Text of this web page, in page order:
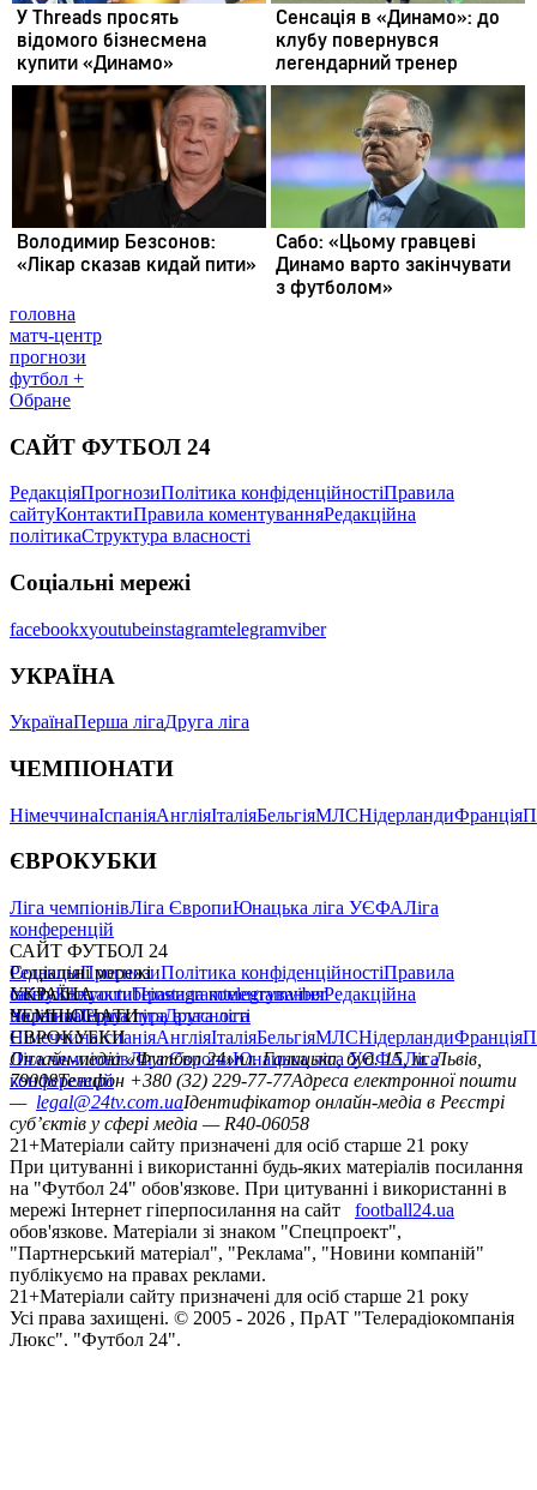
головна
матч-центр
прогнози
футбол +
Обране
САЙТ ФУТБОЛ 24
РедакціяПрогнозиПолітика конфіденційностіПравила
сайтуКонтактиПравила коментуванняРедакційна
політикаСтруктура власності
Соціальні мережі
facebookxyoutubeinstagramtelegramviber
УКРАЇНА
УкраїнаПерша лігаДруга ліга
ЧЕМПІОНАТИ
НімеччинаІспаніяАнгліяІталіяБельгіяМЛСНідерландиФранція
ЄВРОКУБКИ
Ліга чемпіонівЛіга ЄвропиЮнацька ліга УЄФАЛіга
конференцій
САЙТ ФУТБОЛ 24
РедакціяПрогнозиПолітика конфіденційностіПравила
сайтуКонтактиПравила коментуванняРедакційна
політикаСтруктура власності
Соціальні мережі
facebookxyoutubeinstagramtelegramviber
УКРАЇНА
УкраїнаПерша лігаДруга ліга
ЧЕМПІОНАТИ
НімеччинаІспаніяАнгліяІталіяБельгіяМЛСНідерландиФранція
ЄВРОКУБКИ
Ліга чемпіонівЛіга ЄвропиЮнацька ліга УЄФАЛіга
конференцій
Онлайн-медіа «Футбол 24»пл. Галицька, буд. 15, м. Львів,
79008Телефон +380 (32) 229-77-77Адреса електронної пошти
— legal@24tv.com.uaІдентифікатор онлайн-медіа в Реєстрі
суб’єктів у сфері медіа — R40-06058
21+Матеріали сайту призначені для осіб старше 21 року
При цитуванні і використанні будь-яких матеріалів посилання
на "Футбол 24" обов'язкове. При цитуванні і використанні в
мережі Інтернет гіперпосилання на сайт
football24.ua
обов'язкове. Матеріали зі знаком "Спецпроект",
"Партнерський матеріал", "Реклама", "Новини компаній"
публікуємо на правах реклами.
21+Матеріали сайту призначені для осіб старше 21 року
Усi права захищенi. © 2005 - 2026 , ПрАТ "Телерадіокомпанія
Люкс". "Футбол 24".